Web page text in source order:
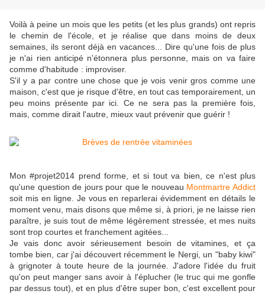
Voilà à peine un mois que les petits (et les plus grands) ont repris
le chemin de l'école, et je réalise que dans moins de deux
semaines, ils seront déjà en vacances... Dire qu'une fois de plus
je n'ai rien anticipé n'étonnera plus personne, mais on va faire
comme d'habitude : improviser.
S'il y a par contre une chose que je vois venir gros comme une
maison, c'est que je risque d'être, en tout cas temporairement, un
peu moins présente par ici. Ce ne sera pas la première fois,
mais, comme dirait l'autre, mieux vaut prévenir que guérir !
Mon #projet2014 prend forme, et si tout va bien, ce n'est plus
qu'une question de jours pour que le nouveau Montmartre Addict
soit mis en ligne. Je vous en reparlerai évidemment en détails le
moment venu, mais disons que même si, à priori, je ne laisse rien
paraître, je suis tout de même légèrement stressée, et mes nuits
sont trop courtes et franchement agitées...
Je vais donc avoir sérieusement besoin de vitamines, et ça
tombe bien, car j'ai découvert récemment le Nergi, un "baby kiwi"
à grignoter à toute heure de la journée. J'adore l'idée du fruit
qu'on peut manger sans avoir à l'éplucher (le truc qui me gonfle
par dessus tout), et en plus d'être super bon, c'est excellent pour